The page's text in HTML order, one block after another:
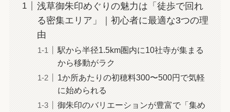
浅草御朱印めぐりの魅力は「徒歩で回れ
る密集エリア」｜初心者に最適な3つの理
由
駅から半径1.5km圏内に10社寺が集まる
から移動がラク
1か所あたりの初穂料300〜500円で気軽
に始められる
御朱印のバリエーションが豊富で「集め